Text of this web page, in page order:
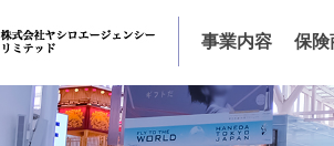
事業内容 保険